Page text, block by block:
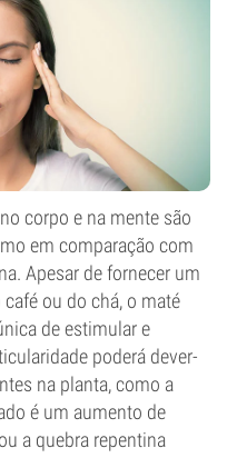
corpo e na mente são
em comparação com
Apesar de fornecer um
ou do chá, o maté
de estimular e
poderá dever-
na planta, como a
é um aumento de
a quebra repentina